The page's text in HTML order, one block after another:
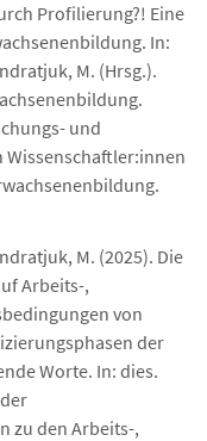
Profilierung?! Eine
In:
M. (Hrsg.).
und
M. (2025). Die
Arbeits-,
von
der
Worte. In: dies.
zu den Arbeits-,